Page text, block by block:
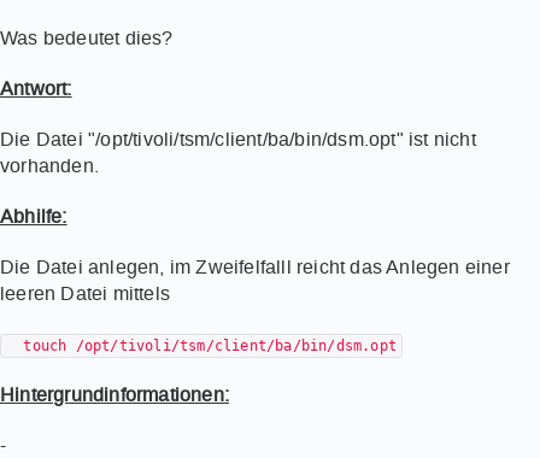
Was bedeutet dies?
Antwort:
Die Datei "/opt/tivoli/tsm/client/ba/bin/dsm.opt" ist nicht
vorhanden.
Abhilfe:
Die Datei anlegen, im Zweifelfalll reicht das Anlegen einer
leeren Datei mittels
touch /opt/tivoli/tsm/client/ba/bin/dsm.opt
Hintergrundinformationen:
-